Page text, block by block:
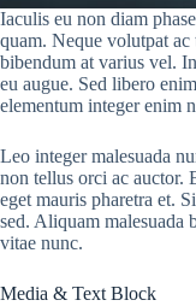
Iaculis eu non diam
quam. Neque volutpat
bibendum at varius vel.
eu augue. Sed libero
elementum integer enim
Leo integer malesuada
non tellus orci ac auctor.
eget mauris pharetra et.
sed. Aliquam malesuada
vitae nunc.
Media & Text Block